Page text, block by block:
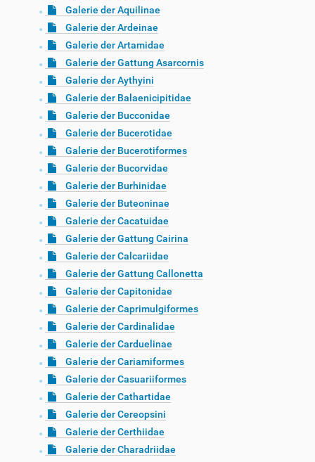
Galerie der Aquilinae
Galerie der Ardeinae
Galerie der Artamidae
Galerie der Gattung Asarcornis
Galerie der Aythyini
Galerie der Balaenicipitidae
Galerie der Bucconidae
Galerie der Bucerotidae
Galerie der Bucerotiformes
Galerie der Bucorvidae
Galerie der Burhinidae
Galerie der Buteoninae
Galerie der Cacatuidae
Galerie der Gattung Cairina
Galerie der Calcariidae
Galerie der Gattung Callonetta
Galerie der Capitonidae
Galerie der Caprimulgiformes
Galerie der Cardinalidae
Galerie der Carduelinae
Galerie der Cariamiformes
Galerie der Casuariiformes
Galerie der Cathartidae
Galerie der Cereopsini
Galerie der Certhiidae
Galerie der Charadriidae